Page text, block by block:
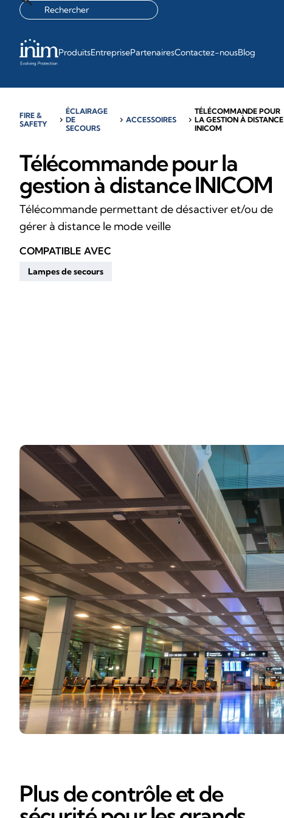
ProduitsEntreprisePartenairesContactez-nousBlog
FIRE &
SAFETY
chevron_right
ÉCLAIRAGE
DE
SECOURS
chevron_right ACCESSOIRES chevron_right
TÉLÉCOMMANDE POUR
LA GESTION À DISTANCE
INICOM
Télécommande pour la
gestion à distance INICOM
Télécommande permettant de désactiver et/ou de
gérer à distance le mode veille
COMPATIBLE AVEC
Lampes de secours
Plus de contrôle et de